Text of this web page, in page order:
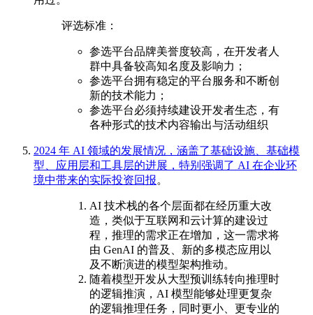
评选标准：
参选平台品牌美誉度较高，在开发者人
群中具备较高知名度及影响力；
参选平台拥有稳定的平台服务和不断创
新的技术能力；
参选平台必须持续建设开发者生态，有
各种形式的技术内容输出与活动组织
2024 年 AI 领域的发展情况，涵盖了基础设施、基础模
型、应用层和工具层的进展，特别强调了 AI 在企业环
境中带来的实际投资回报。
AI 技术栈的各个层面都在经历重大改
造，类似于互联网和云计算的建设过
程，推理的需求正在增加，这一需求将
由 GenAI 的普及、新的多模态应用以
及不断演进的模型架构推动。
随着模型开发从大型预训练转向推理时
的逻辑推演，AI 模型能够处理更复杂
的逻辑推理任务，同时更小、更专业的